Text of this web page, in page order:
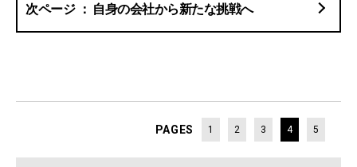
自身の会社から新たな挑戦へ
PAGES 1 2 3 4 5